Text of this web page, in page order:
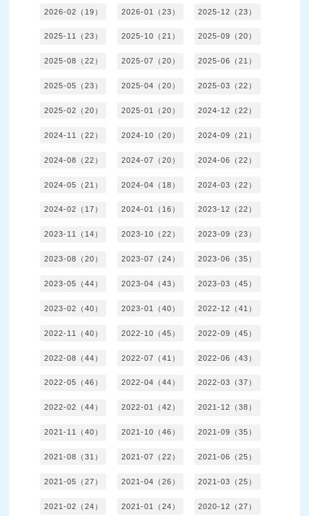
2026-02（19） 2026-01（23） 2025-12（23）
2025-11（23） 2025-10（21） 2025-09（20）
2025-08（22） 2025-07（20） 2025-06（21）
2025-05（23） 2025-04（20） 2025-03（22）
2025-02（20） 2025-01（20） 2024-12（22）
2024-11（22） 2024-10（20） 2024-09（21）
2024-08（22） 2024-07（20） 2024-06（22）
2024-05（21） 2024-04（18） 2024-03（22）
2024-02（17） 2024-01（16） 2023-12（22）
2023-11（14） 2023-10（22） 2023-09（23）
2023-08（20） 2023-07（24） 2023-06（35）
2023-05（44） 2023-04（43） 2023-03（45）
2023-02（40） 2023-01（40） 2022-12（41）
2022-11（40） 2022-10（45） 2022-09（45）
2022-08（44） 2022-07（41） 2022-06（43）
2022-05（46） 2022-04（44） 2022-03（37）
2022-02（44） 2022-01（42） 2021-12（38）
2021-11（40） 2021-10（46） 2021-09（35）
2021-08（31） 2021-07（22） 2021-06（25）
2021-05（27） 2021-04（26） 2021-03（25）
2021-02（24） 2021-01（24） 2020-12（27）